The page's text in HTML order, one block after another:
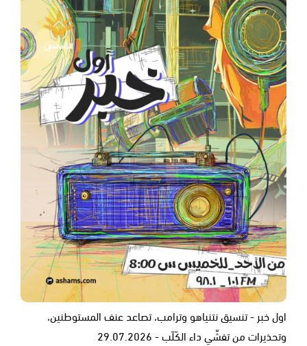
اول خبر - تنسيق نتنياهو وترامب، تصاعد عنف المستوطنين،
وتحذيرات من تفشّي داء الكَلَب - 29.07.2026